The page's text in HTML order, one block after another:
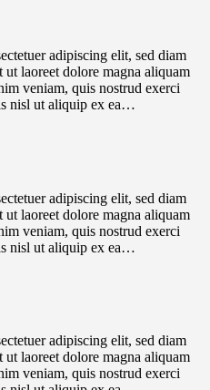
adipiscing elit, sed diam
laoreet dolore magna aliquam
veniam, quis nostrud exerci
nisl ut aliquip ex ea…
adipiscing elit, sed diam
laoreet dolore magna aliquam
veniam, quis nostrud exerci
nisl ut aliquip ex ea…
adipiscing elit, sed diam
laoreet dolore magna aliquam
veniam, quis nostrud exerci